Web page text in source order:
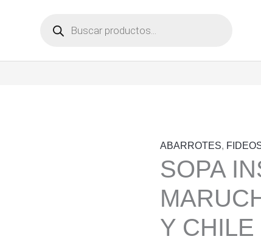
productos
ABARROTES,
SOPA
Y CHILE